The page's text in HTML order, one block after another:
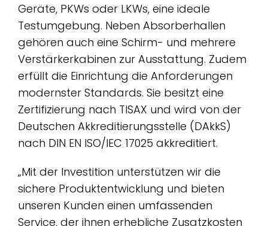
Geräte, PKWs oder LKWs, eine ideale
Testumgebung. Neben Absorberhallen
gehören auch eine Schirm- und mehrere
Verstärkerkabinen zur Ausstattung. Zudem
erfüllt die Einrichtung die Anforderungen
modernster Standards. Sie besitzt eine
Zertifizierung nach TISAX und wird von der
Deutschen Akkreditierungsstelle (DAkkS)
nach DIN EN ISO/IEC 17025 akkreditiert.
„Mit der Investition unterstützen wir die
sichere Produktentwicklung und bieten
unseren Kunden einen umfassenden
Service, der ihnen erhebliche Zusatzkosten